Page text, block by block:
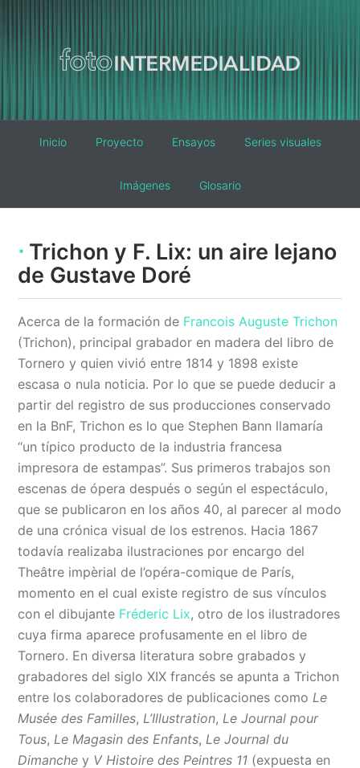
Main
Inicio Proyecto Ensayos Series visuales
Imágenes Glosario
Trichon y F. Lix: un aire lejano
de Gustave Doré
Acerca de la formación de Francois Auguste Trichon
(Trichon), principal grabador en madera del libro de
Tornero y quien vivió entre 1814 y 1898 existe
escasa o nula noticia. Por lo que se puede deducir a
partir del registro de sus producciones conservado
en la BnF, Trichon es lo que Stephen Bann llamaría
“un típico producto de la industria francesa
impresora de estampas”. Sus primeros trabajos son
escenas de ópera después o según el espectáculo,
que se publicaron en los años 40, al parecer al modo
de una crónica visual de los estrenos. Hacia 1867
todavía realizaba ilustraciones por encargo del
Theâtre impèrial de l’opéra-comique de París,
momento en el cual existe registro de sus vínculos
con el dibujante Fréderic Lix, otro de los ilustradores
cuya firma aparece profusamente en el libro de
Tornero. En diversa literatura sobre grabados y
grabadores del siglo XIX francés se apunta a Trichon
entre los colaboradores de publicaciones como Le
Musée des Familles, L’Illustration, Le Journal pour
Tous, Le Magasin des Enfants, Le Journal du
Dimanche y V Histoire des Peintres 11 (expuesta en